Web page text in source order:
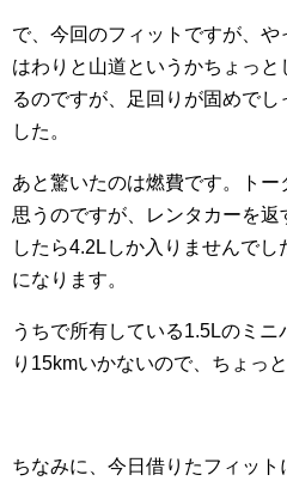
で、今回のフィットですが、
はわりと山道というかちょっ
るのですが、足回りが固めで
した。
あと驚いたのは燃費です。ト
思うのですが、レンタカーを
したら4.2Lしか入りませんで
になります。
うちで所有している1.5Lのミ
り15kmいかないので、ちょっ
ちなみに、今日借りたフィッ